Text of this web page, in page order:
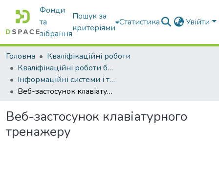
Фонди
та
зібрання
Пошук за
критеріями
Статистика Увійти
Головна
Кваліфікаційні роботи
Кваліфікаційні роботи бакалаврів
Інформаційні системи і технології
Веб-застосунок клавіатурного тренажеру
Веб-застосунок клавіатурного
тренажеру